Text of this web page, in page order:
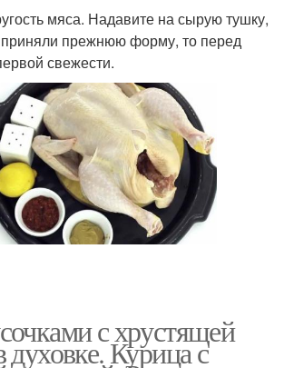
мяса. Надавите на сырую тушку,
прежнюю форму, то перед
свежести.
с хрустящей
духовке. Курица с